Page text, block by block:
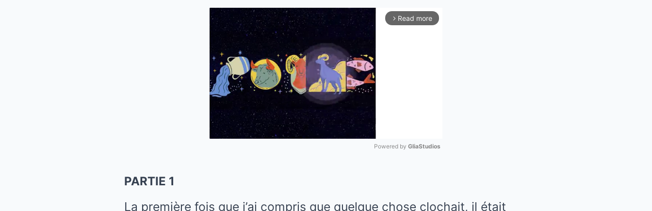
arrow_forward_ios Read more
Powered by GliaStudios
PARTIE 1
La première fois que j’ai compris que quelque chose clochait, il était